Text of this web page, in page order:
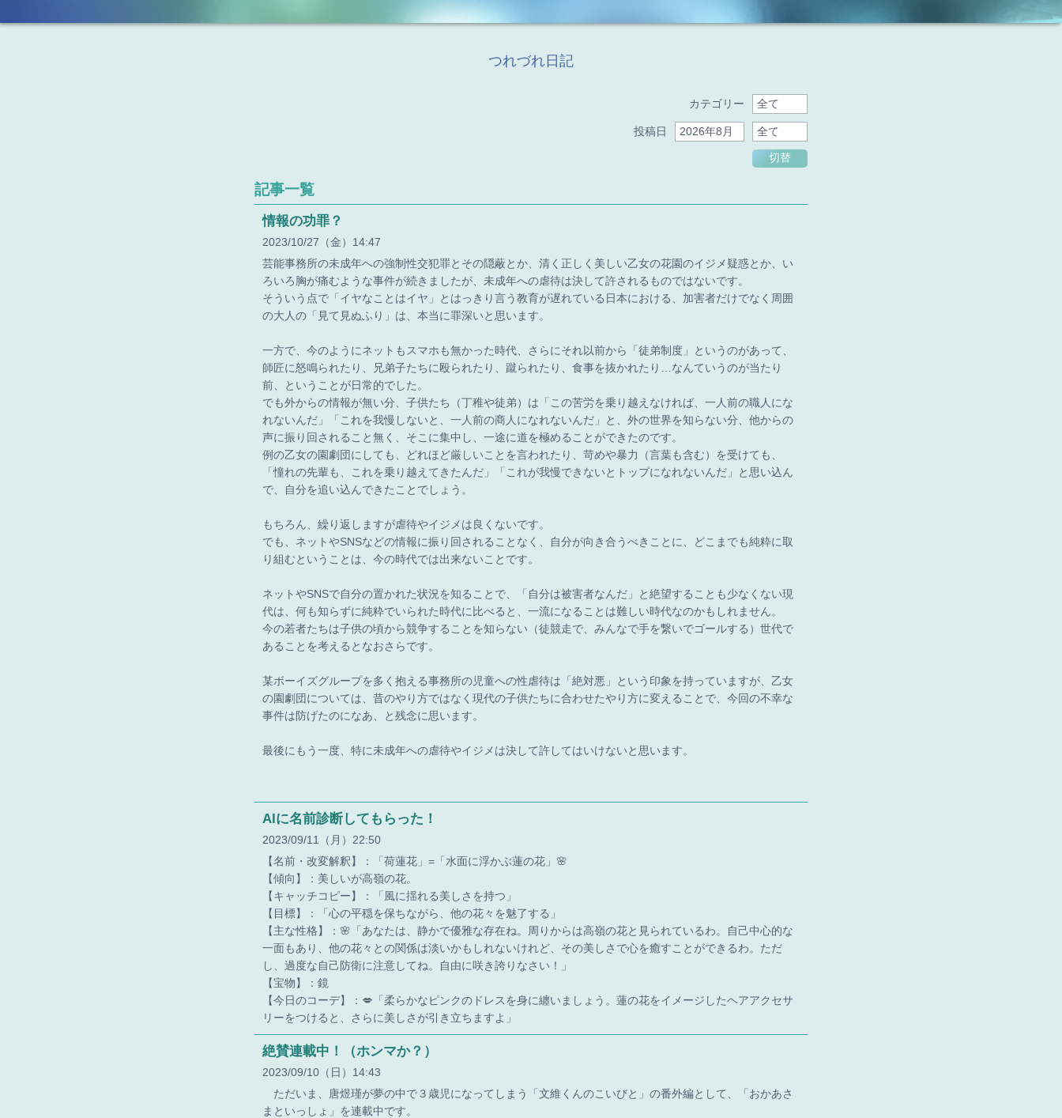
つれづれ日記
カテゴリー
投稿日
切替
記事一覧
情報の功罪？
2023 10 27 （金） 14:47
芸能事務所の未成年への強制性交犯罪とその隠蔽とか、清く正しく美しい乙女の花園のイジメ疑惑とか、い
ろいろ胸が痛むような事件が続きましたが、未成年への虐待は決して許されるものではないです。
そういう点で「イヤなことはイヤ」とはっきり言う教育が遅れている日本における、加害者だけでなく周囲
の大人の「見て見ぬふり」は、本当に罪深いと思います。
一方で、今のようにネットもスマホも無かった時代、さらにそれ以前から「徒弟制度」というのがあって、
師匠に怒鳴られたり、兄弟子たちに殴られたり、蹴られたり、食事を抜かれたり…なんていうのが当たり
前、ということが日常的でした。
でも外からの情報が無い分、子供たち（丁稚や徒弟）は「この苦労を乗り越えなければ、一人前の職人にな
れないんだ」「これを我慢しないと、一人前の商人になれないんだ」と、外の世界を知らない分、他からの
声に振り回されること無く、そこに集中し、一途に道を極めることができたのです。
例の乙女の園劇団にしても、どれほど厳しいことを言われたり、苛めや暴力（言葉も含む）を受けても、
「憧れの先輩も、これを乗り越えてきたんだ」「これが我慢できないとトップになれないんだ」と思い込ん
で、自分を追い込んできたことでしょう。
もちろん、繰り返しますが虐待やイジメは良くないです。
でも、ネットやSNSなどの情報に振り回されることなく、自分が向き合うべきことに、どこまでも純粋に取
り組むということは、今の時代では出来ないことです。
ネットやSNSで自分の置かれた状況を知ることで、「自分は被害者なんだ」と絶望することも少なくない現
代は、何も知らずに純粋でいられた時代に比べると、一流になることは難しい時代なのかもしれません。
今の若者たちは子供の頃から競争することを知らない（徒競走で、みんなで手を繋いでゴールする）世代で
あることを考えるとなおさらです。
某ボーイズグループを多く抱える事務所の児童への性虐待は「絶対悪」という印象を持っていますが、乙女
の園劇団については、昔のやり方ではなく現代の子供たちに合わせたやり方に変えることで、今回の不幸な
事件は防げたのになあ、と残念に思います。
最後にもう一度、特に未成年への虐待やイジメは決して許してはいけないと思います。
AIに名前診断してもらった！
2023 09 11 （月） 22:50
【名前・改変解釈】：「荷蓮花」=「水面に浮かぶ蓮の花」🌸
【傾向】：美しいが高嶺の花。
【キャッチコピー】：「風に揺れる美しさを持つ」
【目標】：「心の平穏を保ちながら、他の花々を魅了する」
【主な性格】：🌸「あなたは、静かで優雅な存在ね。周りからは高嶺の花と見られているわ。自己中心的な
一面もあり、他の花々との関係は淡いかもしれないけれど、その美しさで心を癒すことができるわ。ただ
し、過度な自己防衛に注意してね。自由に咲き誇りなさい！」
【宝物】：鏡
【今日のコーデ】：💋「柔らかなピンクのドレスを身に纏いましょう。蓮の花をイメージしたヘアアクセサ
リーをつけると、さらに美しさが引き立ちますよ」
絶賛連載中！（ホンマか？）
2023 09 10 （日） 14:43
ただいま、唐煜瑾が夢の中で３歳児になってしまう「文維くんのこいびと」の番外編として、「おかあさ
まといっしょ」を連載中です。